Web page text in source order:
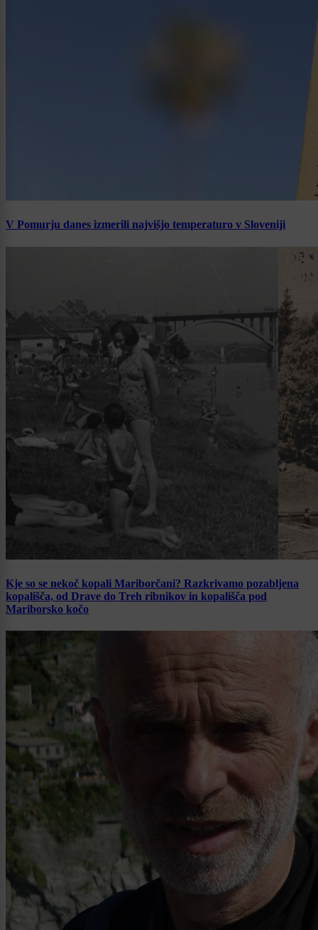
V Pomurju danes izmerili najvišjo temperaturo v Sloveniji
Kje so se nekoč kopali Mariborčani? Razkrivamo pozabljena
kopališča, od Drave do Treh ribnikov in kopališča pod
Mariborsko kočo